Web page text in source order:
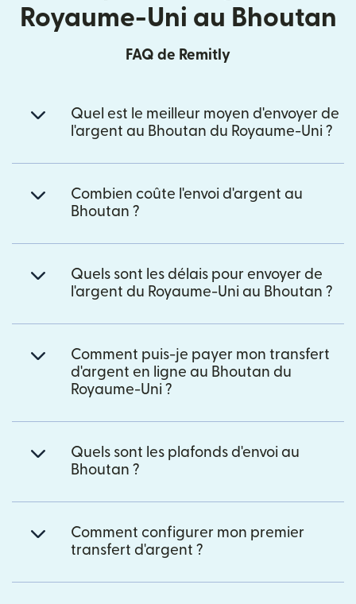
Royaume-Uni au Bhoutan
FAQ de Remitly
Quel est le meilleur moyen d'envoyer de
l'argent au Bhoutan du Royaume-Uni ?
Combien coûte l'envoi d'argent au
Bhoutan ?
Quels sont les délais pour envoyer de
l'argent du Royaume-Uni au Bhoutan ?
Comment puis-je payer mon transfert
d'argent en ligne au Bhoutan du
Royaume-Uni ?
Quels sont les plafonds d'envoi au
Bhoutan ?
Comment configurer mon premier
transfert d'argent ?